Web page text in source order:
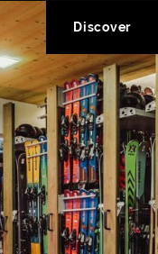
Discover